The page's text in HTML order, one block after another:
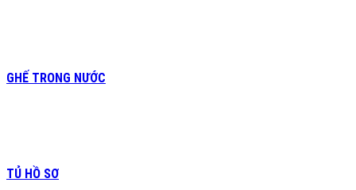
GHẾ TRONG NƯỚC
TỦ HỒ SƠ